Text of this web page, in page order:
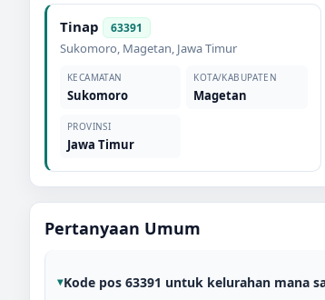
Tinap 63391
Sukomoro, Magetan, Jawa Timur
KECAMATAN
Sukomoro
KOTA/KABUPATEN
Magetan
PROVINSI
Jawa Timur
Pertanyaan Umum
Kode pos 63391 untuk kelurahan mana